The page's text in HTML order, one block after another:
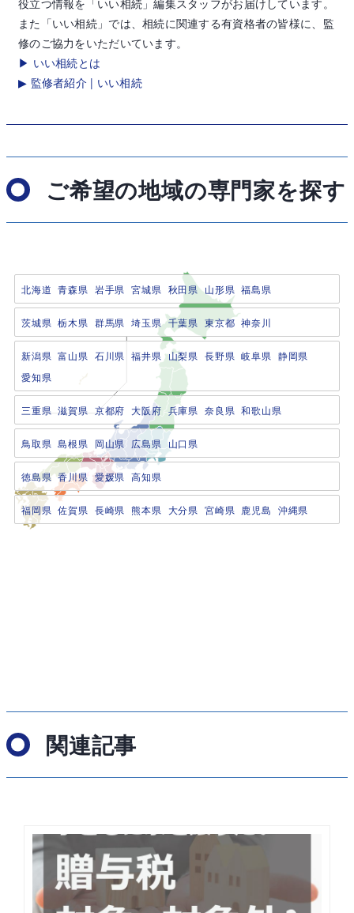
役立つ情報を「いい相続」編集スタッフがお届けしています。
また「いい相続」では、相続に関連する有資格者の皆様に、監
修のご協力をいただいています。
▶ いい相続とは
▶ 監修者紹介 | いい相続
ご希望の地域の専門家を探す
北海道 青森県 岩手県 宮城県 秋田県 山形県 福島県
茨城県 栃木県 群馬県 埼玉県 千葉県 東京都 神奈川
新潟県 富山県 石川県 福井県 山梨県 長野県 岐阜県 静岡県
愛知県
三重県 滋賀県 京都府 大阪府 兵庫県 奈良県 和歌山県
鳥取県 島根県 岡山県 広島県 山口県
徳島県 香川県 愛媛県 高知県
福岡県 佐賀県 長崎県 熊本県 大分県 宮崎県 鹿児島 沖縄県
関連記事